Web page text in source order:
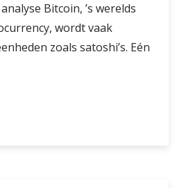
Bitcoin, ’s werelds
wordt vaak
zoals satoshi’s. Eén